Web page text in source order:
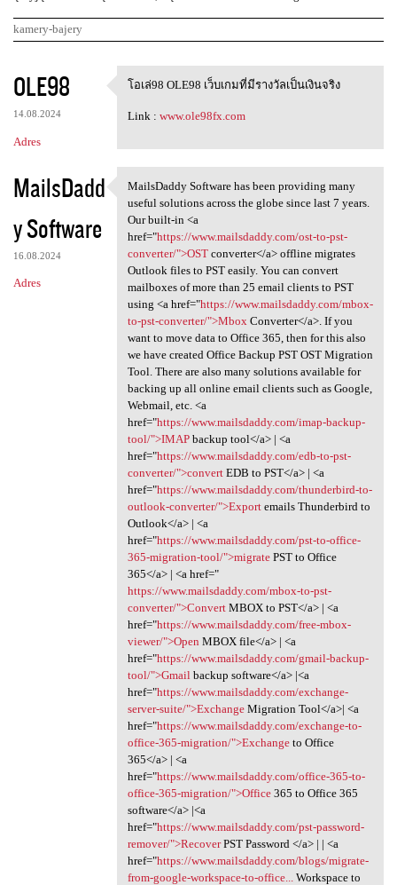
kamery-bajery
K
o
m
e
n
t
a
r
z
OLE98
14.08.2024
Adres
โอเล่98 OLE98
โอเล่98 OLE98 เว็บเกมที่มีรางวัลเป็นเงินจริง
Link : www.ole98fx.com
MailsDadd
y Software
16.08.2024
Adres
MailsDaddy Software has been
MailsDaddy Software has been providing many
useful solutions across the globe since last 7 years.
Our built-in <a
href="https://www.mailsdaddy.com/ost-to-pst-
converter/">OSTconverter</a> offline migrates
Outlook files to PST easily. You can convert
mailboxes of more than 25 email clients to PST
using <a href="https://www.mailsdaddy.com/mbox-
to-pst-converter/">Mbox Converter</a>. If you
want to move data to Office 365, then for this also
we have created Office Backup PST OST Migration
Tool. There are also many solutions available for
backing up all online email clients such as Google,
Webmail, etc. <a
href="https://www.mailsdaddy.com/imap-backup-
tool/">IMAPbackup tool</a> | <a
href="https://www.mailsdaddy.com/edb-to-pst-
converter/">convertEDB to PST</a> | <a
href="https://www.mailsdaddy.com/thunderbird-to-
outlook-converter/">Exportemails Thunderbird to
Outlook</a> | <a
href="https://www.mailsdaddy.com/pst-to-office-
365-migration-tool/">migratePST to Office
365</a> | <a href="
https://www.mailsdaddy.com/mbox-to-pst-
converter/">ConvertMBOX to PST</a> | <a
href="https://www.mailsdaddy.com/free-mbox-
viewer/">Open MBOX file</a> | <a
href="https://www.mailsdaddy.com/gmail-backup-
tool/">Gmail backup software</a> |<a
href="https://www.mailsdaddy.com/exchange-
server-suite/">ExchangeMigration Tool</a>| <a
href="https://www.mailsdaddy.com/exchange-to-
office-365-migration/">Exchangeto Office
365</a> | <a
href="https://www.mailsdaddy.com/office-365-to-
office-365-migration/">Office365 to Office 365
software</a> |<a
href="https://www.mailsdaddy.com/pst-password-
remover/">RecoverPST Password </a> | | <a
href="https://www.mailsdaddy.com/blogs/migrate-
from-google-workspace-to-office...
Workspace to